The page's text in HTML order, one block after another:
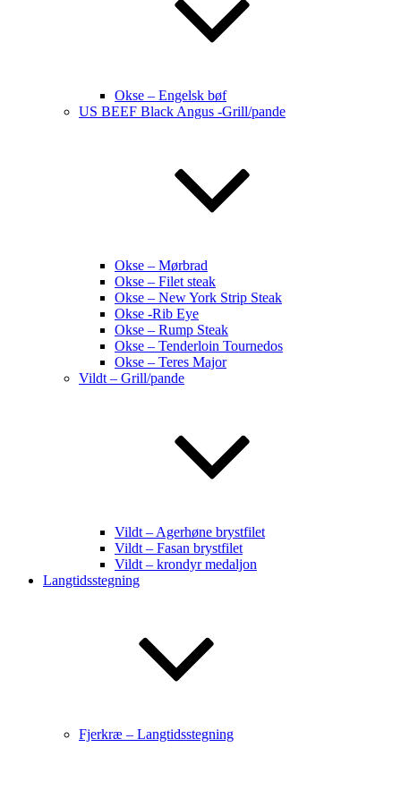
Okse – Engelsk bøf
US BEEF Black Angus -Grill/pande
Okse – Mørbrad
Okse – Filet steak
Okse – New York Strip Steak
Okse -Rib Eye
Okse – Rump Steak
Okse – Tenderloin Tournedos
Okse – Teres Major
Vildt – Grill/pande
Vildt – Agerhøne brystfilet
Vildt – Fasan brystfilet
Vildt – krondyr medaljon
Langtidsstegning
Fjerkræ – Langtidsstegning